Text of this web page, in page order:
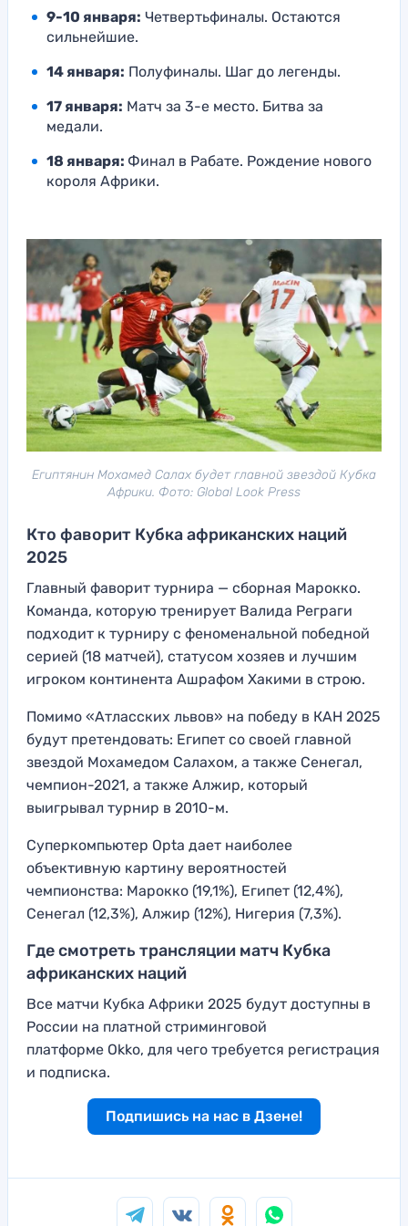
9-10 января: Четвертьфиналы. Остаются
сильнейшие.
14 января: Полуфиналы. Шаг до легенды.
17 января: Матч за 3-е место. Битва за
медали.
18 января: Финал в Рабате. Рождение нового
короля Африки.
Египтянин Мохамед Салах будет главной звездой Кубка
Африки. Фото: Global Look Press
Кто фаворит Кубка африканских наций
2025
Главный фаворит турнира — сборная Марокко.
Команда, которую тренирует Валида Реграги
подходит к турниру с феноменальной победной
серией (18 матчей), статусом хозяев и лучшим
игроком континента Ашрафом Хакими в строю.
Помимо «Атласских львов» на победу в КАН 2025
будут претендовать: Египет со своей главной
звездой Мохамедом Салахом, а также Сенегал,
чемпион-2021, а также Алжир, который
выигрывал турнир в 2010-м.
Суперкомпьютер Opta дает наиболее
объективную картину вероятностей
чемпионства: Марокко (19,1%), Египет (12,4%),
Сенегал (12,3%), Алжир (12%), Нигерия (7,3%).
Где смотреть трансляции матч Кубка
африканских наций
Все матчи Кубка Африки 2025 будут доступны в
России на платной стриминговой
платформе Okko, для чего требуется регистрация
и подписка.
Подпишись на нас в Дзене!